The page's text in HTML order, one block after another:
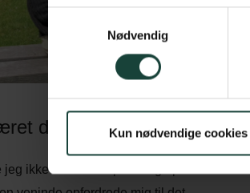
Nødvendig
Kun nødvendige cookies
det bedste i mit liv
jeg ikke selv tænkt på at tage på